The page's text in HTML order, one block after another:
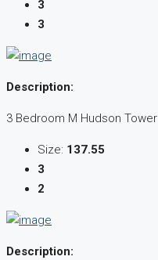
3
3
Description:
3 Bedroom M Hudson Tower
Size: 137.55
3
2
Description: